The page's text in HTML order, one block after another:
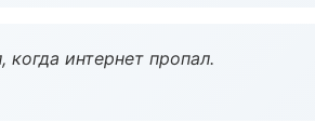
интернет пропал.